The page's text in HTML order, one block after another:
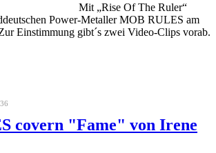
Mit „Rise Of The Ruler“
Power-Metaller MOB RULES am
Einstimmung gibt´s zwei Video-Clips vorab.
covern "Fame" von Irene